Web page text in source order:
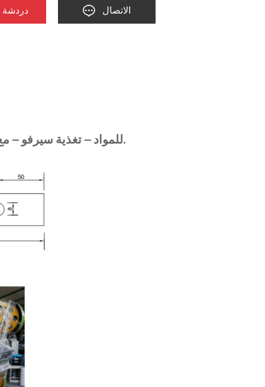
دردشة الاتصال
بما في ذلك decoiler للمواد — تغذية سيرفو — مع مضخة الزيت الهيدروليكية وجزء الكمبيوتر.